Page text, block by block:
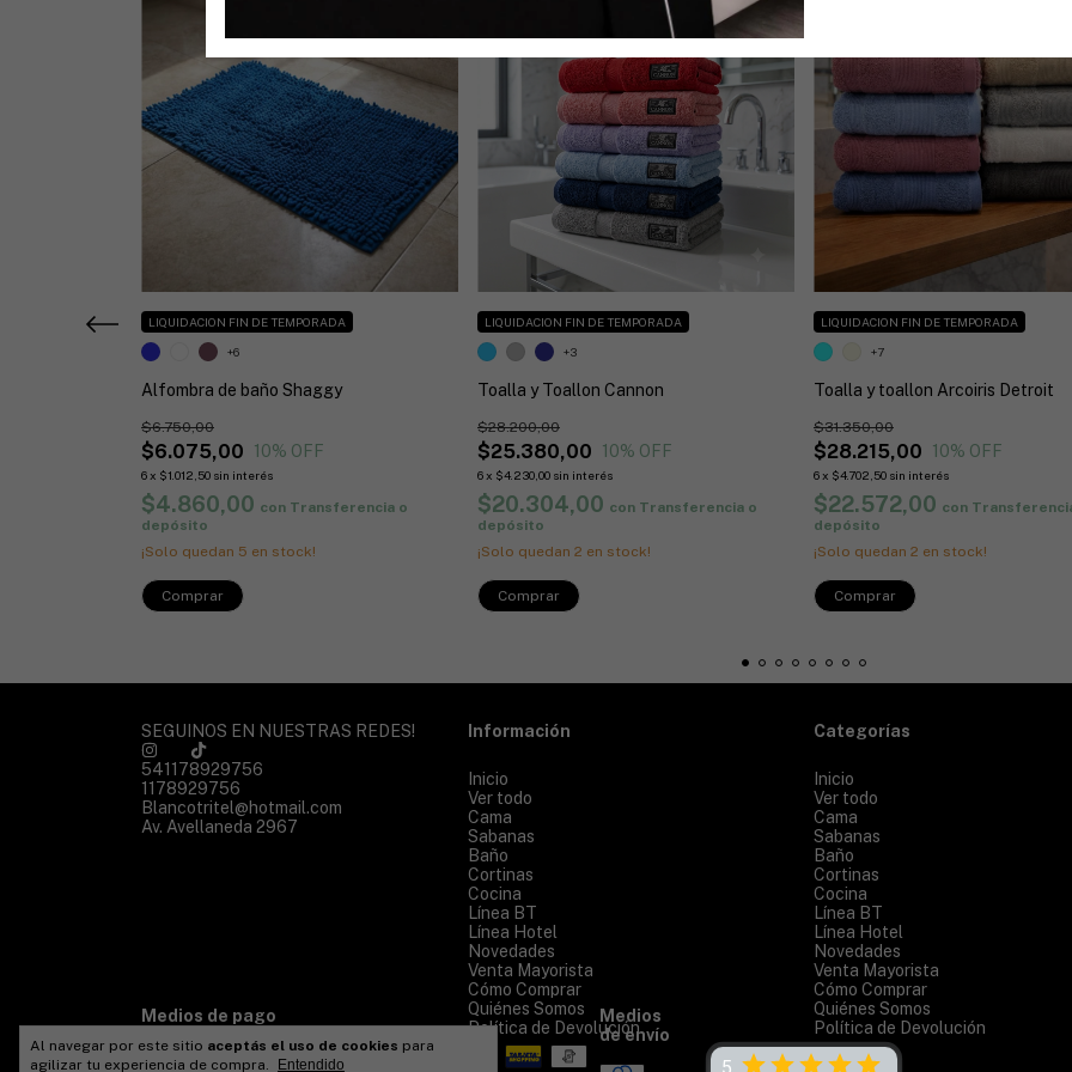
Al navegar por este sitio aceptás el uso de cookies para
agilizar tu experiencia de compra.
Entendido
Alfombra de baño Shaggy
$6.075,00
$6.750,00
10% OFF
6 x $1.012,50 sin interés
LIQUIDACION FIN DE TEMPORADA
$4.860,00 con Transferencia o
depósito
¡Solo quedan 5 en stock!
+6
Comprar
Toalla y Toallon Cannon
$25.380,00
$28.200,00
10% OFF
6 x $4.230,00 sin interés
LIQUIDACION FIN DE TEMPORADA
$20.304,00 con Transferencia o
depósito
¡Solo quedan 2 en stock!
+3
Comprar
Toalla y toallon Arcoiris Detroit
$28.215,00
$31.350,00
10% OFF
6 x $4.702,50 sin interés
LIQUIDACION FIN DE TEMPORADA
$22.572,00 con
depósito
¡Solo quedan 2 en stock!
+7
Comprar
SEGUINOS EN NUESTRAS REDES!
541178929756
1178929756
Blancotritel@hotmail.com
Av. Avellaneda 2967
Información
Inicio
Ver todo
Cama
Sabanas
Baño
Cortinas
Cocina
Línea BT
Línea Hotel
Novedades
Venta Mayorista
Cómo Comprar
Quiénes Somos
Política de Devolución
Categorías
Inicio
Ver todo
Cama
Sabanas
Baño
Cortinas
Cocina
Línea BT
Línea Hotel
Novedades
Venta Mayorista
Cómo Comprar
Quiénes Somos
Política de Devolución
Medios de pago
Medios
de envío